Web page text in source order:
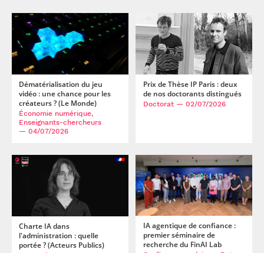
Dématérialisation du jeu
vidéo : une chance pour les
créateurs ? (Le Monde)
Économie numérique,
Enseignants-chercheurs
— 04/07/2026
Prix de Thèse IP Paris : deux
de nos doctorants distingués
Doctorat— 02/07/2026
Charte IA dans
l'administration : quelle
portée ? (Acteurs Publics)
IA agentique de confiance :
premier séminaire de
recherche du FinAI Lab